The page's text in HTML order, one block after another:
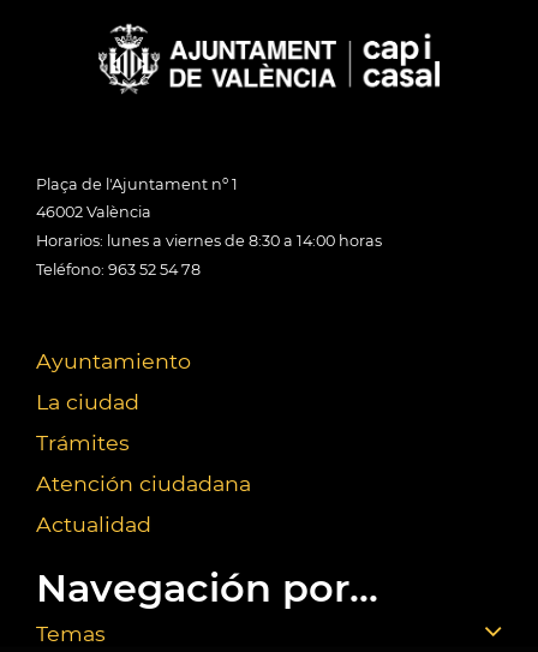
Plaça de l'Ajuntament nº 1
46002 València
Horarios: lunes a viernes de 8:30 a 14:00 horas
Teléfono: 963 52 54 78
Ayuntamiento
La ciudad
Trámites
Atención ciudadana
Actualidad
Navegación por...
Temas